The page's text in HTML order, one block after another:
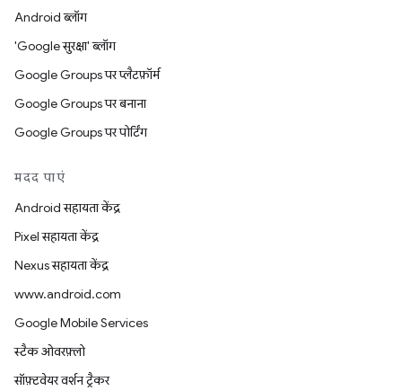
Android ब्लॉग
'Google सुरक्षा' ब्लॉग
Google Groups पर प्लैटफ़ॉर्म
Google Groups पर बनाना
Google Groups पर पोर्टिंग
मदद पाएं
Android सहायता केंद्र
Pixel सहायता केंद्र
Nexus सहायता केंद्र
www.android.com
Google Mobile Services
स्टैक ओवरफ़्लो
सॉफ़्टवेयर वर्शन ट्रैकर